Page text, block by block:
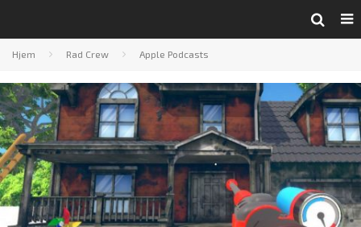
Hjem Rad Crew Apple Podcasts